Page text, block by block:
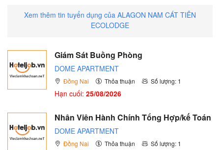
Xem thêm tin tuyển dụng của ALAGON NAM CÁT TIÊN
ECOLODGE
Giám Sát Buồng Phòng
DOME APARTMENT
Đồng Nai Thỏa thuận Số lượng: 1
Hạn cuối: 25/08/2026
Nhân Viên Hành Chính Tổng Hợp/kế Toán
DOME APARTMENT
Đồng Nai Thỏa thuận Số lượng: 1